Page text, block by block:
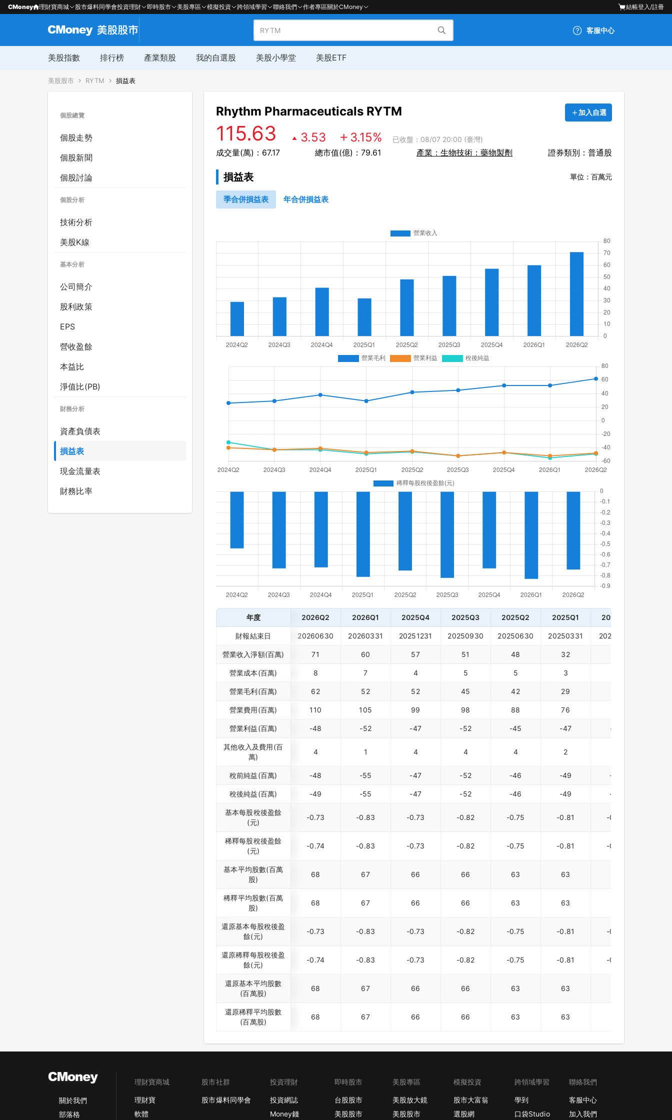
CMoney 理財寶商城 股市爆料同學會投資理財 即時股市 美股專區 模擬投資 跨領域學習 聯絡我們 作者專區關於CMoney 結帳登入/註冊
客服中心
美股指數 排行榜 產業類股 我的自選股 美股小學堂 美股ETF
美股股市 RYTM 損益表
個股總覽
個股走勢
個股新聞
個股討論
個股分析
技術分析
美股K線
基本分析
公司簡介
股利政策
EPS
營收盈餘
本益比
淨值比(PB)
財務分析
資產負債表
損益表
現金流量表
財務比率
Rhythm Pharmaceuticals RYTM 加入自選
115.63 3.53 3.15% 已收盤：08/07 20:00 (臺灣)
成交量(萬)：67.17 總市值(億)：79.61 產業：生物技術：藥物製劑 證券類別：普通股
損益表 單位：百萬元
季合併損益表 年合併損益表
年度 2026Q2 2026Q1 2025Q4 2025Q3 2025Q2 2025Q1 2024Q4
財報結束日 20260630 20260331 20251231 20250930 20250630 20250331 20241231
營業收入淨額(百萬) 71 60 57 51 48 32
營業成本(百萬) 8 7 4 5 5 3
營業毛利(百萬) 62 52 52 45 42 29
營業費用(百萬) 110 105 99 98 88 76
營業利益(百萬) -48 -52 -47 -52 -45 -47 -41
其他收入及費用(百
萬)
4 1 4 4 4 2
稅前純益(百萬) -48 -55 -47 -52 -46 -49 -43
稅後純益(百萬) -49 -55 -47 -52 -46 -49 -43
基本每股稅後盈餘
(元)
-0.73 -0.83 -0.73 -0.82 -0.75 -0.81 -0.72
稀釋每股稅後盈餘
(元)
-0.74 -0.83 -0.73 -0.82 -0.75 -0.81 -0.72
基本平均股數(百萬
股)
68 67 66 66 63 63
稀釋平均股數(百萬
股)
68 67 66 66 63 63
還原基本每股稅後盈
餘(元)
-0.73 -0.83 -0.73 -0.82 -0.75 -0.81 -0.72
還原稀釋每股稅後盈
餘(元)
-0.74 -0.83 -0.73 -0.82 -0.75 -0.81 -0.72
還原基本平均股數
(百萬股)
68 67 66 66 63 63
還原稀釋平均股數
(百萬股)
68 67 66 66 63 63
關於我們
部落格
理財寶商城
理財寶
軟體
股市社群
股市爆料同學會
投資理財
投資網誌
Money錢
即時股市
台股股市
美股股市
美股專區
美股放大鏡
美股股市
模擬投資
股市大富翁
選股網
跨領域學習
學到
口袋Studio
聯絡我們
客服中心
加入我們